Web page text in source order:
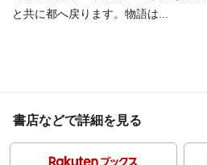
と共に都へ戻ります。物語は...
書店などで詳細を見る